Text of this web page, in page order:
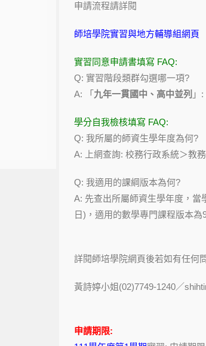
申請流程請詳閱
師培學院實習與地方輔導組網頁
實習同意申請書填寫 FAQ:
Q: 實習階段類群勾選哪一項?
A: 「 九年一貫國中、高中並列 」
學分自我檢核填寫 FAQ:
Q: 我所屬的師資生學年度為何?
A: 上網查詢: 校務行政系統＞教
Q: 我適用的課綱版本為何?
A: 先查出所屬師資生學年度，當
日)，適用的數學專門課程版本為
詳閱師培學院網頁後若如有任何
黃詩婷小姐(02)7749-1240／
申請期限: